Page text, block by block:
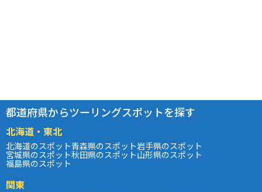
都道府県からツーリングスポットを探す
北海道・東北
北海道のスポット青森県のスポット岩手県のスポット
宮城県のスポット秋田県のスポット山形県のスポット
福島県のスポット
関東